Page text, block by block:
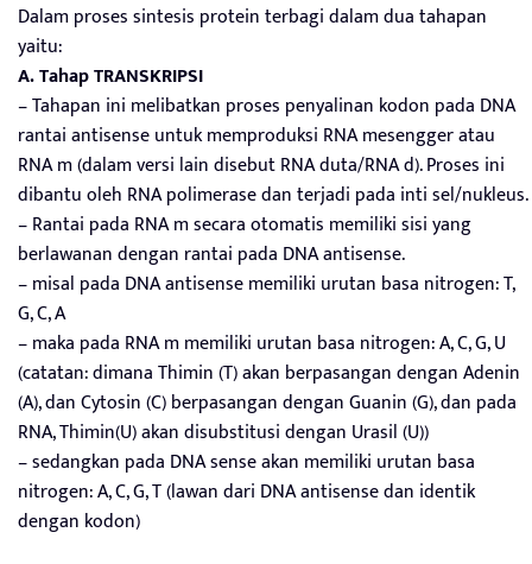
Dalam proses sintesis protein terbagi dalam dua tahapan
yaitu:
A. Tahap TRANSKRIPSI
– Tahapan ini melibatkan proses penyalinan kodon pada DNA
rantai antisense untuk memproduksi RNA mesengger atau
RNA m (dalam versi lain disebut RNA duta/RNA d). Proses ini
dibantu oleh RNA polimerase dan terjadi pada inti sel/nukleus.
– Rantai pada RNA m secara otomatis memiliki sisi yang
berlawanan dengan rantai pada DNA antisense.
– misal pada DNA antisense memiliki urutan basa nitrogen: T,
G, C, A
– maka pada RNA m memiliki urutan basa nitrogen: A, C, G, U
(catatan: dimana Thimin (T) akan berpasangan dengan Adenin
(A), dan Cytosin (C) berpasangan dengan Guanin (G), dan pada
RNA, Thimin(U) akan disubstitusi dengan Urasil (U))
– sedangkan pada DNA sense akan memiliki urutan basa
nitrogen: A, C, G, T (lawan dari DNA antisense dan identik
dengan kodon)